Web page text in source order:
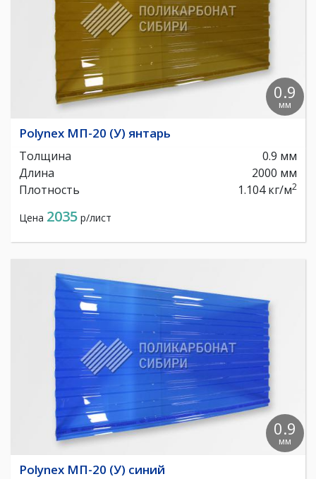
0.9
мм
Polynex МП-20 (У) янтарь
Толщина
0.9 мм
Длина
2000 мм
Плотность
1.104 кг/м2
Цена 2035 р/лист
0.9
мм
Polynex МП-20 (У) синий